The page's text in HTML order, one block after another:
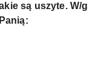
są uszyte. W/g